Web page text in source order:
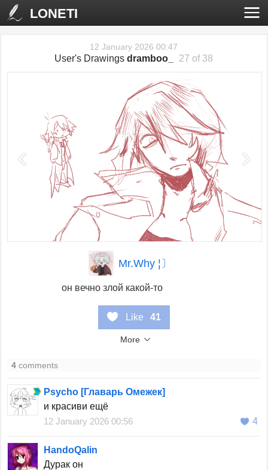
LONETI
12 January 2026 00:47
User's Drawingsdramboo_ 27 of 38
‹ ›
Mr.Why ¦〕
он вечно злой какой-то
Like 41
More
4 comments
Psycho [Главарь Омежек]
и красиви ещё
12 January 2026 00:56
4
HandoQalin
Дурак он